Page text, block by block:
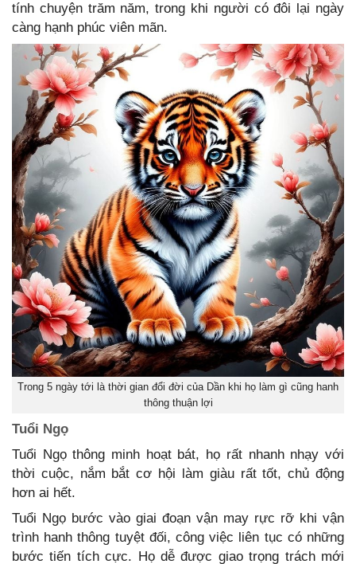
tính chuyện trăm năm, trong khi người có đôi lại ngày
càng hạnh phúc viên mãn.
Trong 5 ngày tới là thời gian đổi đời của Dần khi họ làm gì cũng hanh
thông thuận lợi
Tuổi Ngọ
Tuổi Ngọ thông minh hoạt bát, họ rất nhanh nhạy với
thời cuộc, nắm bắt cơ hội làm giàu rất tốt, chủ động
hơn ai hết.
Tuổi Ngọ bước vào giai đoạn vận may rực rỡ khi vận
trình hanh thông tuyệt đối, công việc liên tục có những
bước tiến tích cực. Họ dễ được giao trọng trách mới